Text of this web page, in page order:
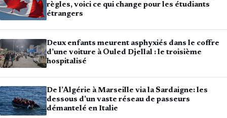
règles, voici ce qui change pour les étudiants
étrangers
Deux enfants meurent asphyxiés dans le coffre
d’une voiture à Ouled Djellal : le troisième
hospitalisé
De l’Algérie à Marseille via la Sardaigne: les
dessous d’un vaste réseau de passeurs
démantelé en Italie